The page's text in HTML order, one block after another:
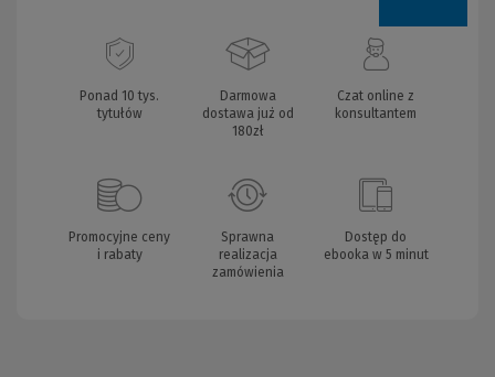
Ponad 10 tys.
tytułów
Darmowa
dostawa już od
180zł
Czat online z
konsultantem
Promocyjne ceny
i rabaty
Sprawna
realizacja
zamówienia
Dostęp do
ebooka w 5 minut